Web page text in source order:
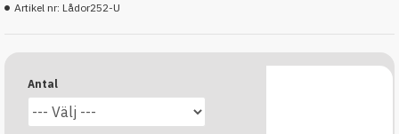
Artikel nr: Lådor252-U
Antal